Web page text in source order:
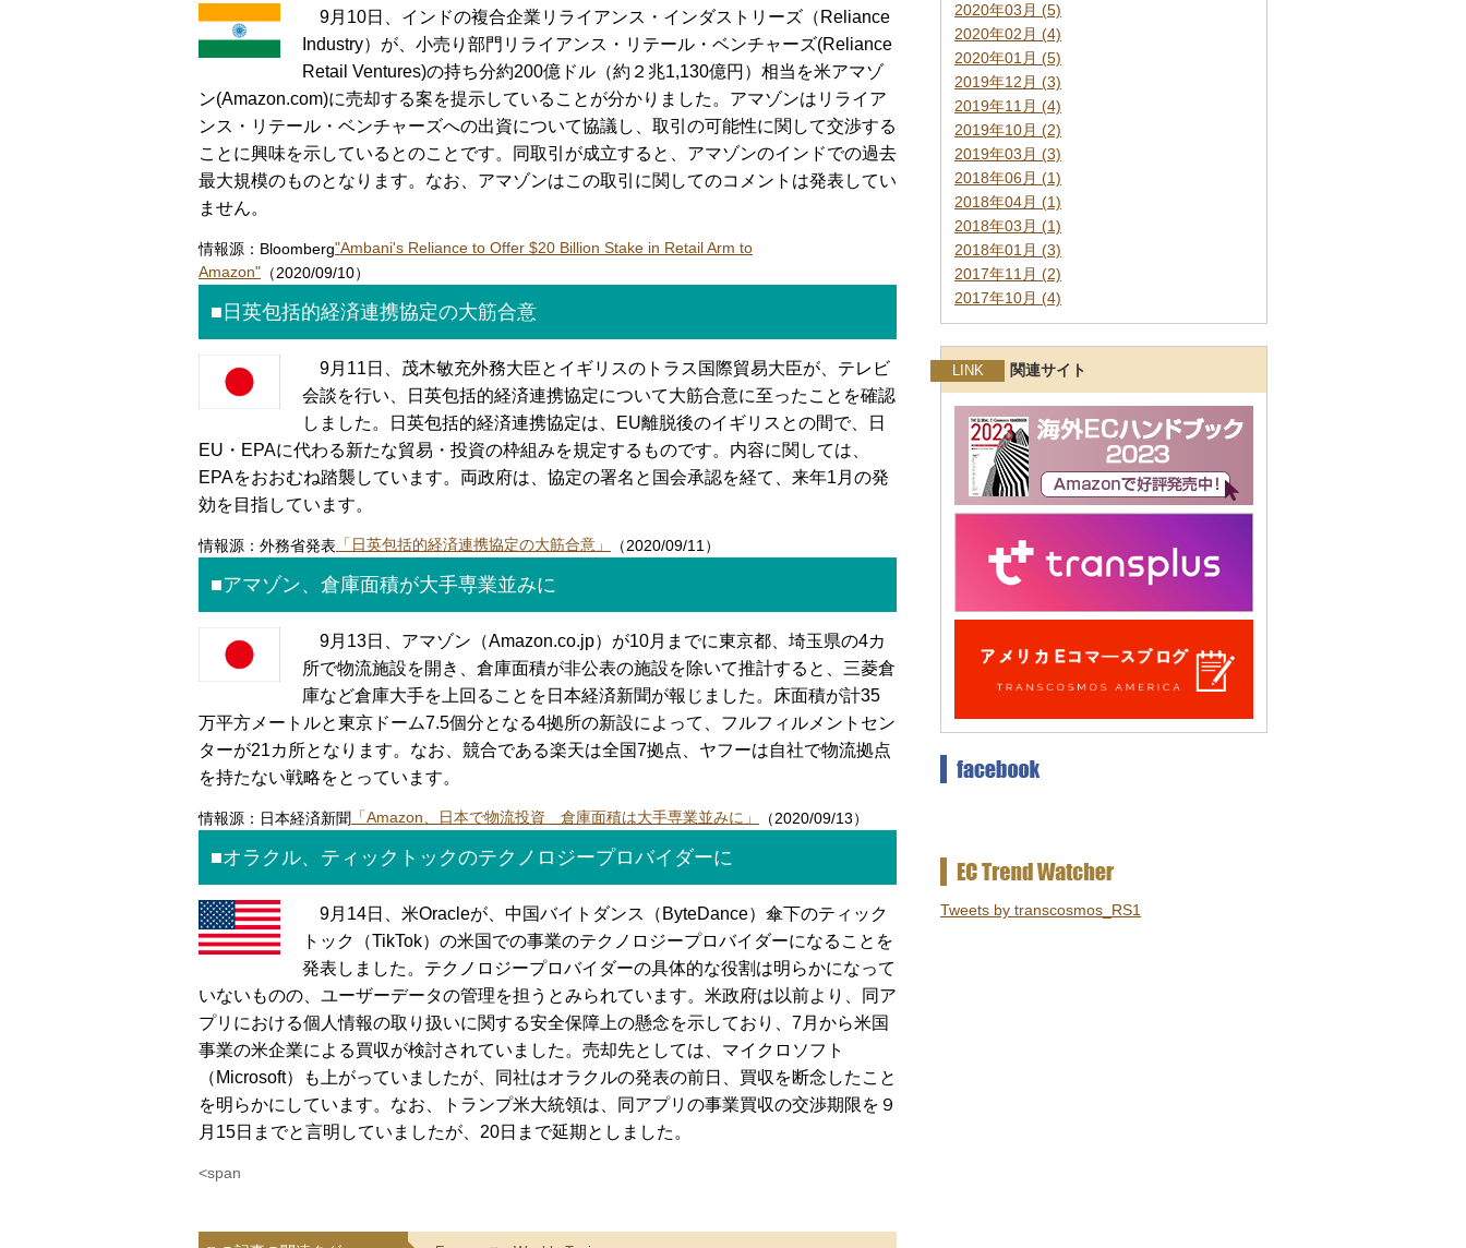
9月10日、インドの複合企業リライアンス・インダストリーズ（Reliance
Industry）が、小売り部門リライアンス・リテール・ベンチャーズ(Reliance
Retail Ventures)の持ち分約200億ドル（約２兆1,130億円）相当を米アマゾ
ン(Amazon.com)に売却する案を提示していることが分かりました。アマゾンはリライア
ンス・リテール・ベンチャーズへの出資について協議し、取引の可能性に関して交渉する
ことに興味を示しているとのことです。同取引が成立すると、アマゾンのインドでの過去
最大規模のものとなります。なお、アマゾンはこの取引に関してのコメントは発表してい
ません。
情報源：Bloomberg"Ambani's Reliance to Offer $20 Billion Stake in Retail Arm to
Amazon" （2020/09/10）
■日英包括的経済連携協定の大筋合意
9月11日、茂木敏充外務大臣とイギリスのトラス国際貿易大臣が、テレビ
会談を行い、日英包括的経済連携協定について大筋合意に至ったことを確認
しました。日英包括的経済連携協定は、EU離脱後のイギリスとの間で、日
EU・EPAに代わる新たな貿易・投資の枠組みを規定するものです。内容に関しては、
EPAをおおむね踏襲しています。両政府は、協定の署名と国会承認を経て、来年1月の発
効を目指しています。
情報源：外務省発表 「日英包括的経済連携協定の大筋合意」 （2020/09/11）
■アマゾン、倉庫面積が大手専業並みに
9月13日、アマゾン（Amazon.co.jp）が10月までに東京都、埼玉県の4カ
所で物流施設を開き、倉庫面積が非公表の施設を除いて推計すると、三菱倉
庫など倉庫大手を上回ることを日本経済新聞が報じました。床面積が計35
万平方メートルと東京ドーム7.5個分となる4拠所の新設によって、フルフィルメントセン
ターが21カ所となります。なお、競合である楽天は全国7拠点、ヤフーは自社で物流拠点
を持たない戦略をとっています。
情報源：日本経済新聞 「Amazon、日本で物流投資 倉庫面積は大手専業並みに」 （2020/09/13）
■オラクル、ティックトックのテクノロジープロバイダーに
9月14日、米Oracleが、中国バイトダンス（ByteDance）傘下のティック
トック（TikTok）の米国での事業のテクノロジープロバイダーになることを
発表しました。テクノロジープロバイダーの具体的な役割は明らかになって
いないものの、ユーザーデータの管理を担うとみられています。米政府は以前より、同ア
プリにおける個人情報の取り扱いに関する安全保障上の懸念を示しており、7月から米国
事業の米企業による買収が検討されていました。売却先としては、マイクロソフト
（Microsoft）も上がっていましたが、同社はオラクルの発表の前日、買収を断念したこと
を明らかにしています。なお、トランプ米大統領は、同アプリの事業買収の交渉期限を９
月15日までと言明していましたが、20日まで延期としました。
<span
2020年03月 (5)
2020年02月 (4)
2020年01月 (5)
2019年12月 (3)
2019年11月 (4)
2019年10月 (2)
2019年03月 (3)
2018年06月 (1)
2018年04月 (1)
2018年03月 (1)
2018年01月 (3)
2017年11月 (2)
2017年10月 (4)
LINK 関連サイト
Tweets by transcosmos_RS1